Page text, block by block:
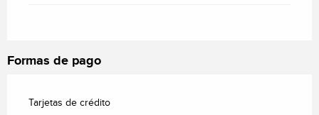
Formas de pago
Tarjetas de crédito